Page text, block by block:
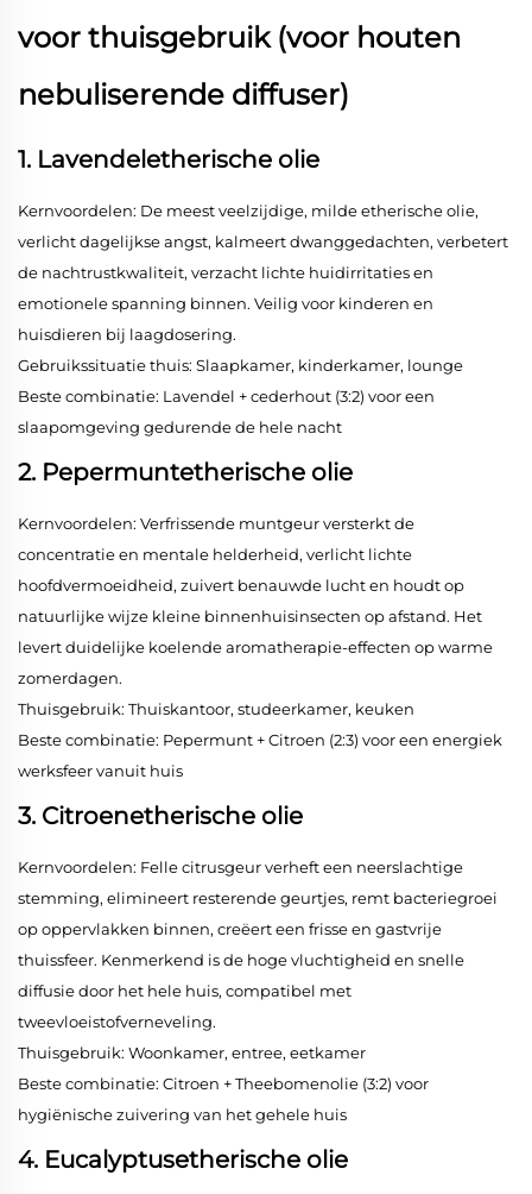
voor thuisgebruik (voor houten
nebuliserende diffuser)
1. Lavendeletherische olie
Kernvoordelen: De meest veelzijdige, milde etherische olie,
verlicht dagelijkse angst, kalmeert dwanggedachten, verbetert
de nachtrustkwaliteit, verzacht lichte huidirritaties en
emotionele spanning binnen. Veilig voor kinderen en
huisdieren bij laagdosering.
Gebruikssituatie thuis: Slaapkamer, kinderkamer, lounge
Beste combinatie: Lavendel + cederhout (3:2) voor een
slaapomgeving gedurende de hele nacht
2. Pepermuntetherische olie
Kernvoordelen: Verfrissende muntgeur versterkt de
concentratie en mentale helderheid, verlicht lichte
hoofdvermoeidheid, zuivert benauwde lucht en houdt op
natuurlijke wijze kleine binnenhuisinsecten op afstand. Het
levert duidelijke koelende aromatherapie-effecten op warme
zomerdagen.
Thuisgebruik: Thuiskantoor, studeerkamer, keuken
Beste combinatie: Pepermunt + Citroen (2:3) voor een energiek
werksfeer vanuit huis
3. Citroenetherische olie
Kernvoordelen: Felle citrusgeur verheft een neerslachtige
stemming, elimineert resterende geurtjes, remt bacteriegroei
op oppervlakken binnen, creëert een frisse en gastvrije
thuissfeer. Kenmerkend is de hoge vluchtigheid en snelle
diffusie door het hele huis, compatibel met
tweevloeistofverneveling.
Thuisgebruik: Woonkamer, entree, eetkamer
Beste combinatie: Citroen + Theebomenolie (3:2) voor
hygiënische zuivering van het gehele huis
4. Eucalyptusetherische olie